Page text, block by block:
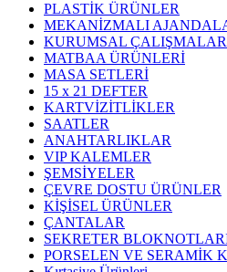
PLASTİK ÜRÜNLER
MEKANİZMALI
KURUMSAL ÇALIŞMALAR
MATBAA ÜRÜNLERİ
MASA SETLERİ
15 x 21 DEFTER
KARTVİZİTLİKLER
SAATLER
ANAHTARLIKLAR
VIP KALEMLER
ŞEMSİYELER
ÇEVRE DOSTU ÜRÜNLER
KİŞİSEL ÜRÜNLER
ÇANTALAR
SEKRETER
PORSELEN VE SERAMİK